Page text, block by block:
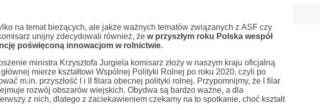
na temat bieżących, ale jakże ważnych tematów związanych z ASF czy
unijny zdecydowali również, że w przyszłym roku Polska wespół
poświęconą innowacjom w rolnictwie.
ministra Krzysztofa Jurgiela komisarz złoży w naszym kraju oficjalną
mierze kształtowi Wspólnej Polityki Rolnej po roku 2020, czyli po
m.in. przyszłość I i II filara obecnej polityki rolnej. Przypomnijmy, że I filar
rozwój obszarów wiejskich. Obydwa są bardzo ważne, a dla
z nich, dlatego z zaciekawieniem czekamy na to spotkanie, choć kształt